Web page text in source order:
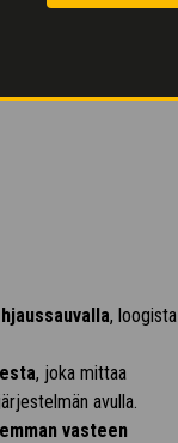
, loogista
, joka mittaa
avulla.
vasteen